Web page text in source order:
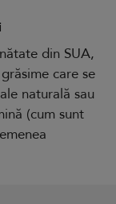
din SUA,
care se
naturală sau
(cum sunt